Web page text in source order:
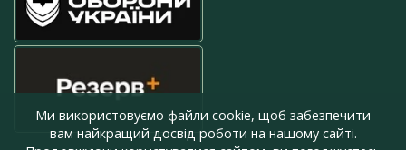
Ми використовуємо файли cookie, щоб забезпечити
вам найкращий досвід роботи на нашому сайті.